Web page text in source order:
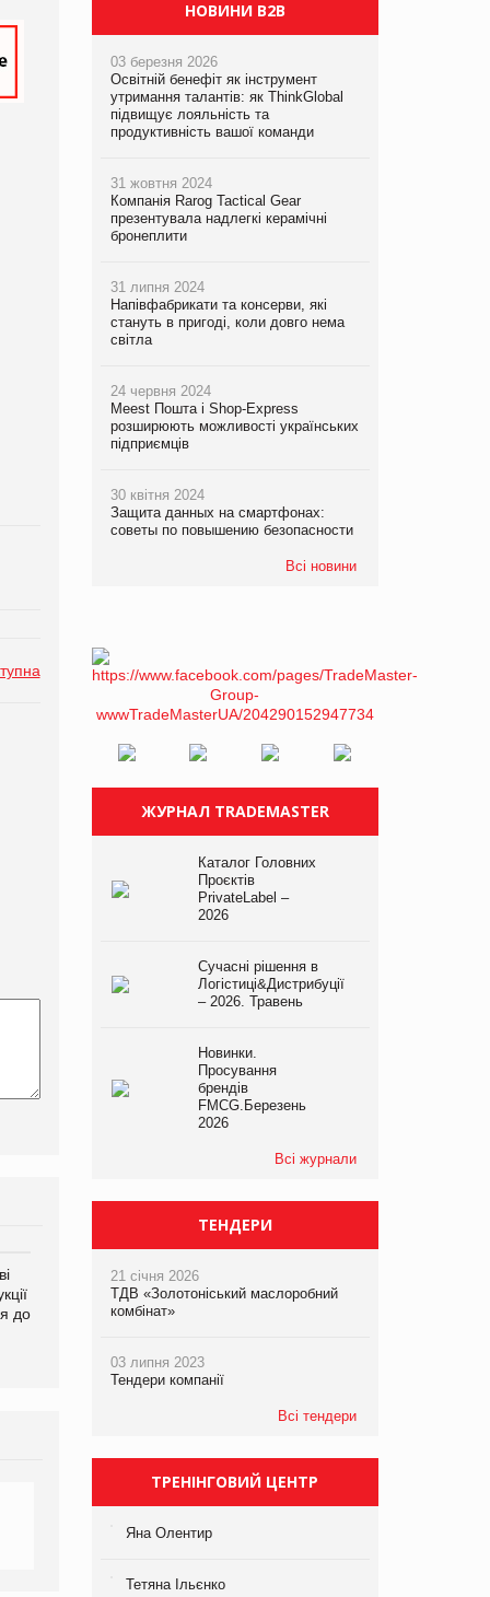
до
Аргентина повертається з
продуктами птахівництва
на європейський ринок
світових цін на
НОВИНИ B2B
03 березня 2026
Освітній бенефіт як інструмент
утримання талантів: як ThinkGlobal
підвищує лояльність та
продуктивність вашої команди
31 жовтня 2024
Компанія Rarog Tactical Gear
презентувала надлегкі керамічні
бронеплити
31 липня 2024
Напівфабрикати та консерви, які
стануть в пригоді, коли довго нема
світла
24 червня 2024
Meest Пошта і Shop-Express
розширюють можливості українських
підприємців
30 квітня 2024
Защита данных на смартфонах:
советы по повышению безопасности
Всі новини
ЖУРНАЛ TRADEMASTER
Каталог Головних
Проєктів
PrivateLabel –
2026
Сучасні рішення в
Логістиці&Дистрибуції
– 2026. Травень
Новинки.
Просування
брендів
FMCG.Березень
2026
Всі журнали
ТЕНДЕРИ
21 січня 2026
ТДВ «Золотоніський маслоробний
комбінат»
03 липня 2023
Тендери компанії
Всі тендери
ТРЕНІНГОВИЙ ЦЕНТР
Яна Олентир
Тетяна Ільєнко